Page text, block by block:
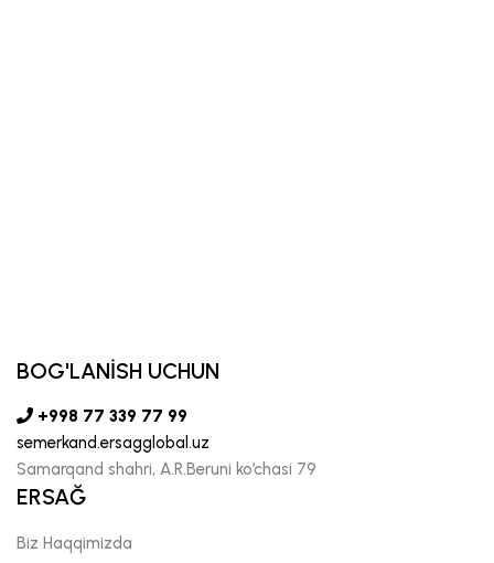
BOG'LANİSH UCHUN
+998 77 339 77 99
semerkand.ersagglobal.uz
Samarqand shahri, A.R.Beruni ko’chasi 79
ERSAĞ
Biz Haqqimizda